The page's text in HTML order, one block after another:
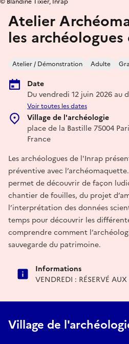
Atelier
les
Atelier / Démonstration Adulte
Date
Du vendredi 12 juin 2026 au
Voir toutes les dates
Village de l'archéologie
place de la Bastille 75004
France
Les archéologues de l'Inrap
préventive avec
permet de découvrir de façon
chantier de fouilles, du projet
l’interprétation des données
temps pour découvrir les
comprendre comment
sauvegarde du patrimoine.
Informations
VENDREDI : RÉSERVÉ
Village de